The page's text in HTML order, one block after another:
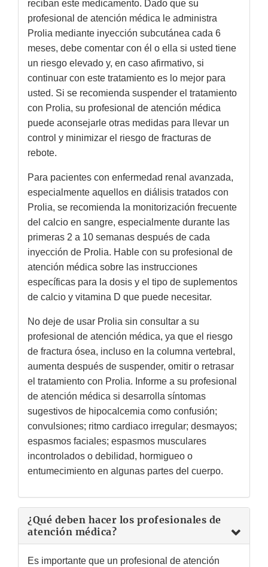
reciban este medicamento. Dado que su
profesional de atención médica le administra
Prolia mediante inyección subcutánea cada 6
meses, debe comentar con él o ella si usted tiene
un riesgo elevado y, en caso afirmativo, si
continuar con este tratamiento es lo mejor para
usted. Si se recomienda suspender el tratamiento
con Prolia, su profesional de atención médica
puede aconsejarle otras medidas para llevar un
control y minimizar el riesgo de fracturas de
rebote.
Para pacientes con enfermedad renal avanzada,
especialmente aquellos en diálisis tratados con
Prolia, se recomienda la monitorización frecuente
del calcio en sangre, especialmente durante las
primeras 2 a 10 semanas después de cada
inyección de Prolia. Hable con su profesional de
atención médica sobre las instrucciones
específicas para la dosis y el tipo de suplementos
de calcio y vitamina D que puede necesitar.
No deje de usar Prolia sin consultar a su
profesional de atención médica, ya que el riesgo
de fractura ósea, incluso en la columna vertebral,
aumenta después de suspender, omitir o retrasar
el tratamiento con Prolia. Informe a su profesional
de atención médica si desarrolla síntomas
sugestivos de hipocalcemia como confusión;
convulsiones; ritmo cardiaco irregular; desmayos;
espasmos faciales; espasmos musculares
incontrolados o debilidad, hormigueo o
entumecimiento en algunas partes del cuerpo.
¿Qué deben hacer los profesionales de
atención médica?
Es importante que un profesional de atención